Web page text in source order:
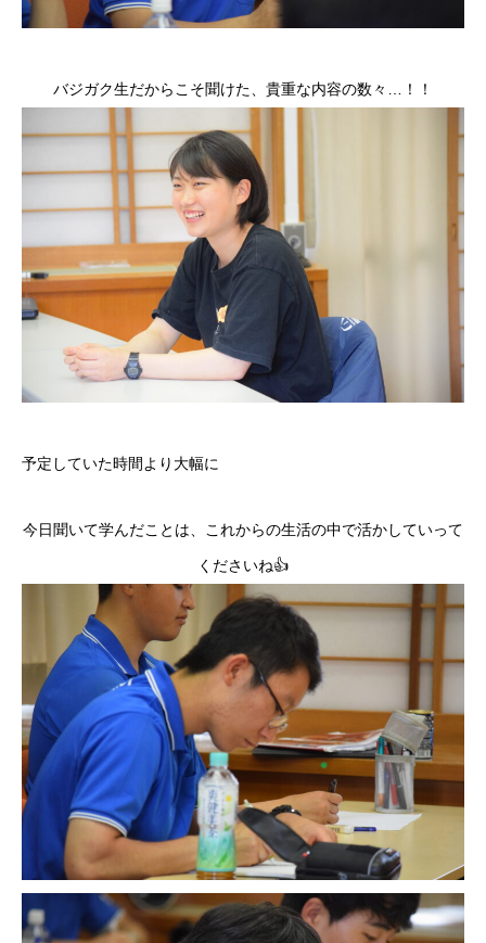
バジガク生だからこそ聞けた、貴重な内容の数々…！！
予定していた時間より大幅に
今日聞いて学んだことは、これからの生活の中で活かしていって
くださいね👍